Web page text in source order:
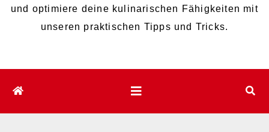
und optimiere deine kulinarischen Fähigkeiten mit
unseren praktischen Tipps und Tricks.